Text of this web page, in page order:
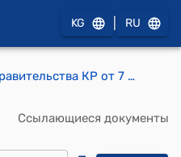
KG RU
Постановление Правительства КР от 7 февраля 2007 года №40 "О заключении Правительства Кыргызской Республики на проект Административно-процессуального кодекса Кыргызской Республики"
Ссылающиеся документы